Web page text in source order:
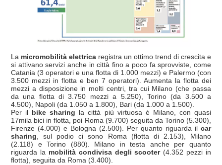
La micromobilità elettrica registra un ottimo trend di crescita e
si attivano servizi anche in città fino a poco fa sprovviste, come
Catania (3 operatori e una flotta di 1.000 mezzi) e Palermo (con
3.500 mezzi in flotta e ben 7 operatori). Aumenta la flotta dei
mezzi a disposizione in molti centri, tra cui Milano (che passa
da una flotta di 3.750 mezzi a 5.250), Torino (da 3.500 a
4.500), Napoli (da 1.050 a 1.800), Bari (da 1.000 a 1.500).
Per il bike sharing la città più virtuosa è Milano, con quasi
17mila bici in flotta, poi Roma (9.700) seguita da Torino (5.300),
Firenze (4.000) e Bologna (2.500). Per quanto riguarda il car
sharing , sul podio ci sono Roma (flotta di 2.153), Milano
(2.118) e Torino (880). Milano in testa anche per quanto
riguarda la mobilità condivisa degli scooter(4.352 pezzi in
flotta), seguita da Roma (3.400).